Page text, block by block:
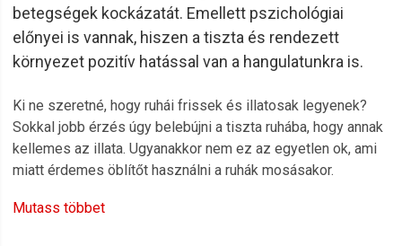
betegségek kockázatát. Emellett pszichológiai
előnyei is vannak, hiszen a tiszta és rendezett
környezet pozitív hatással van a hangulatunkra is.
Ki ne szeretné, hogy ruhái frissek és illatosak legyenek?
Sokkal jobb érzés úgy belebújni a tiszta ruhába, hogy annak
kellemes az illata. Ugyanakkor nem ez az egyetlen ok, ami
miatt érdemes öblítőt használni a ruhák mosásakor.
Mutass többet